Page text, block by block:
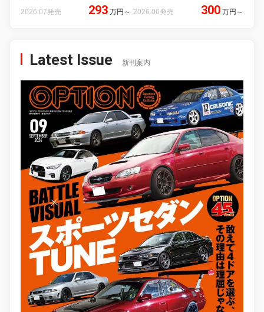
2026.07発売 293 万円 ～ 2026.06発売 300 万円 ～
Latest Issue 新刊案内